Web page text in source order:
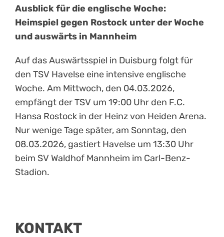
Ausblick für die englische Woche:
Heimspiel gegen Rostock unter der Woche
und auswärts in Mannheim
Auf das Auswärtsspiel in Duisburg folgt für
den TSV Havelse eine intensive englische
Woche. Am Mittwoch, den 04.03.2026,
empfängt der TSV um 19:00 Uhr den F.C.
Hansa Rostock in der Heinz von Heiden Arena.
Nur wenige Tage später, am Sonntag, den
08.03.2026, gastiert Havelse um 13:30 Uhr
beim SV Waldhof Mannheim im Carl-Benz-
Stadion.
KONTAKT